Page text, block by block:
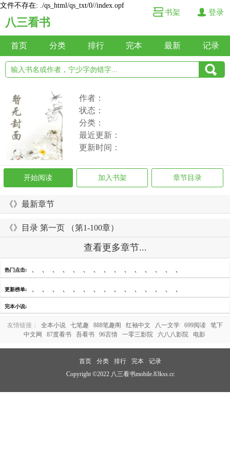
文件不存在: ./qs_html/qs_txt/0//index.opf
八三看书
书架 登录
首页 分类 排行 完本 最新 记录
作者：
状态：
分类：
最近更新：
更新时间：
开始阅读 加入书架 章节目录
《》最新章节
《》目录 第一页 （第1-100章）
查看更多章节...
热门点击: 、 、 、 、 、 、 、 、 、 、 、 、 、 、 、
更新榜单: 、 、 、 、 、 、 、 、 、 、 、 、 、 、 、
完本小说:
友情链接： 全本小说 七笔趣 888笔趣阁 红袖中文 八一文学 699阅读
笔下
中文网
87度看书 吾看书 96言情 一零三影院 六八八影院 电影
首页 分类 排行 完本
记录
Copyright ©2022 八三看书mobile.83kss.cc